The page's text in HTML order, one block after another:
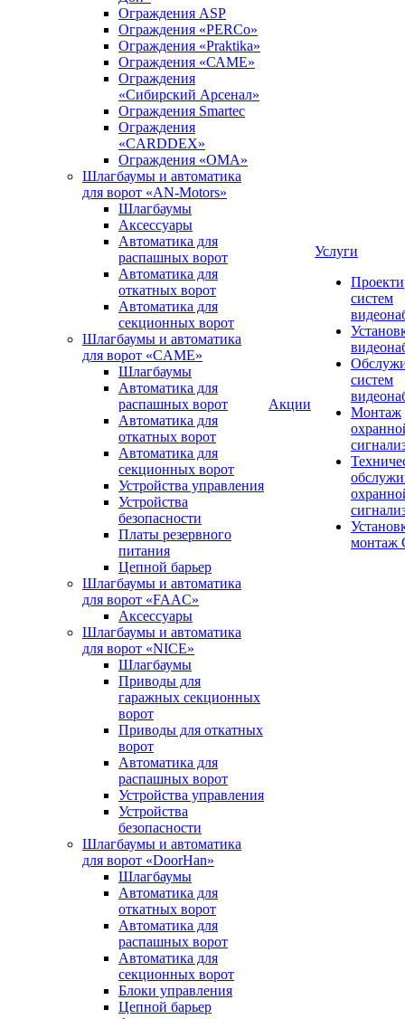
Ограждения ASP
Ограждения «PERCo»
Ограждения «Praktika»
Ограждения «САМЕ»
Ограждения
«Сибирский Арсенал»
Ограждения Smartec
Ограждения
«CARDDEX»
Ограждения «ОМА»
Шлагбаумы и автоматика
для ворот «AN-Motors»
Шлагбаумы
Аксессуары
Автоматика для
распашных ворот
Автоматика для
откатных ворот
Автоматика для
секционных ворот
Шлагбаумы и автоматика
для ворот «CAME»
Шлагбаумы
Автоматика для
распашных ворот
Автоматика для
откатных ворот
Автоматика для
секционных ворот
Устройства управления
Устройства
безопасности
Платы резервного
питания
Цепной барьер
Шлагбаумы и автоматика
для ворот «FAAC»
Аксессуары
Шлагбаумы и автоматика
для ворот «NICE»
Шлагбаумы
Приводы для
гаражных секционных
ворот
Приводы для откатных
ворот
Автоматика для
распашных ворот
Устройства управления
Устройства
безопасности
Шлагбаумы и автоматика
для ворот «DoorHan»
Шлагбаумы
Автоматика для
откатных ворот
Автоматика для
распашных ворот
Автоматика для
секционных ворот
Блоки управления
Цепной барьер
Акции
Услуги
систем
систем
Монтаж
монтаж